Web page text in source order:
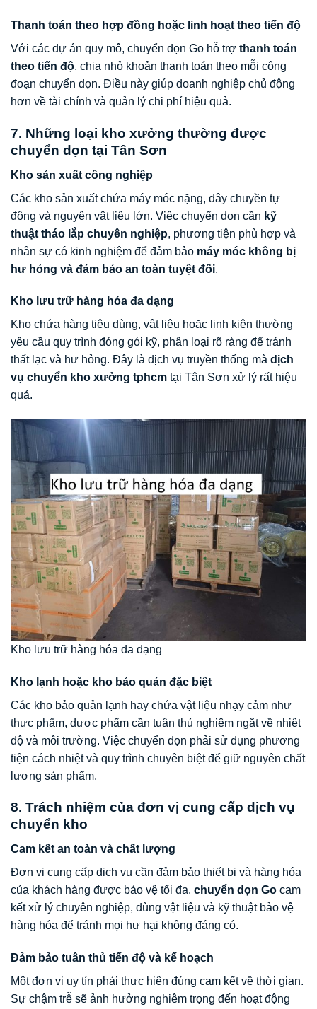
Thanh toán theo hợp đồng hoặc linh hoạt theo tiến độ
Với các dự án quy mô, chuyển dọn Go hỗ trợ thanh toán
theo tiến độ, chia nhỏ khoản thanh toán theo mỗi công
đoạn chuyển dọn. Điều này giúp doanh nghiệp chủ động
hơn về tài chính và quản lý chi phí hiệu quả.
7. Những loại kho xưởng thường được
chuyển dọn tại Tân Sơn
Kho sản xuất công nghiệp
Các kho sản xuất chứa máy móc nặng, dây chuyền tự
động và nguyên vật liệu lớn. Việc chuyển dọn cần kỹ
thuật tháo lắp chuyên nghiệp, phương tiện phù hợp và
nhân sự có kinh nghiệm để đảm bảo máy móc không bị
hư hỏng và đảm bảo an toàn tuyệt đối.
Kho lưu trữ hàng hóa đa dạng
Kho chứa hàng tiêu dùng, vật liệu hoặc linh kiện thường
yêu cầu quy trình đóng gói kỹ, phân loại rõ ràng để tránh
thất lạc và hư hỏng. Đây là dịch vụ truyền thống mà dịch
vụ chuyển kho xưởng tphcm tại Tân Sơn xử lý rất hiệu
quả.
Kho lưu trữ hàng hóa đa dạng
Kho lạnh hoặc kho bảo quản đặc biệt
Các kho bảo quản lạnh hay chứa vật liệu nhạy cảm như
thực phẩm, dược phẩm cần tuân thủ nghiêm ngặt về nhiệt
độ và môi trường. Việc chuyển dọn phải sử dụng phương
tiện cách nhiệt và quy trình chuyên biệt để giữ nguyên chất
lượng sản phẩm.
8. Trách nhiệm của đơn vị cung cấp dịch vụ
chuyển kho
Cam kết an toàn và chất lượng
Đơn vị cung cấp dịch vụ cần đảm bảo thiết bị và hàng hóa
của khách hàng được bảo vệ tối đa. chuyển dọn Go cam
kết xử lý chuyên nghiệp, dùng vật liệu và kỹ thuật bảo vệ
hàng hóa để tránh mọi hư hại không đáng có.
Đảm bảo tuân thủ tiến độ và kế hoạch
Một đơn vị uy tín phải thực hiện đúng cam kết về thời gian.
Sự chậm trễ sẽ ảnh hưởng nghiêm trọng đến hoạt động